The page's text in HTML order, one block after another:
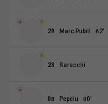
29 Marc Pubill 62’
23 Saracchi
08 Pepelu 80’